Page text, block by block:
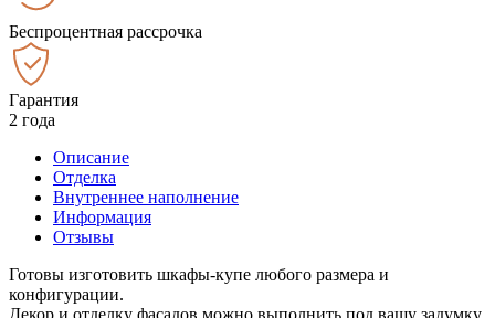
Беспроцентная рассрочка
Гарантия
2 года
Описание
Отделка
Внутреннее наполнение
Информация
Отзывы
Готовы изготовить шкафы-купе любого размера и
конфигурации.
Декор и отделку фасадов можно выполнить под вашу задумку.